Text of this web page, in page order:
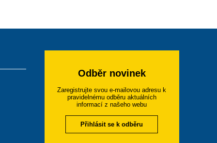
Odběr novinek
Zaregistrujte svou e-mailovou adresu k
pravidelnému odběru aktuálních
informací z našeho webu
Přihlásit se k odběru